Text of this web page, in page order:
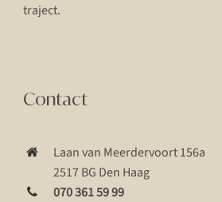
traject.
Contact
Laan van Meerdervoort 156a
2517 BG Den Haag
070 361 59 99